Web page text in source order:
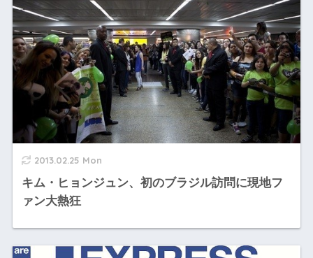
2013.02.25 Mon
キム・ヒョンジュン、初のブラジル訪問に現地フ
ァン大熱狂